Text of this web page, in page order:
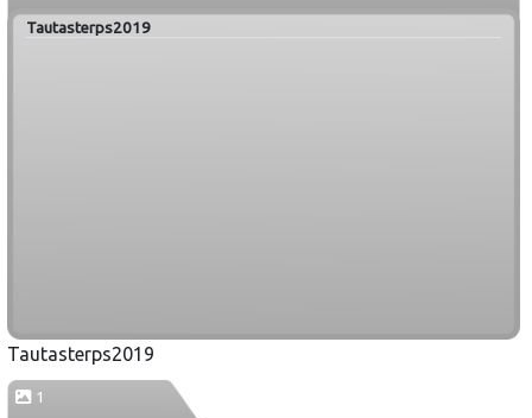
Tautasterps2019
Tautasterps2019
1